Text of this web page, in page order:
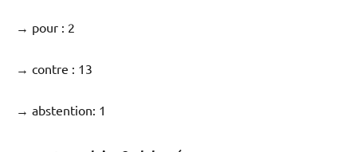
→ pour : 2
→ contre : 13
→ abstention: 1